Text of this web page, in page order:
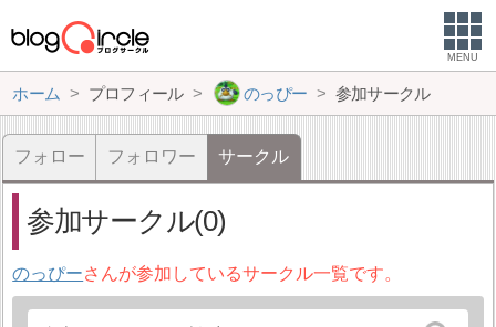
MENU
ホーム プロフィール のっぴー 参加サークル
フォロー フォロワー サークル
参加サークル(0)
のっぴーさんが参加しているサークル一覧です。